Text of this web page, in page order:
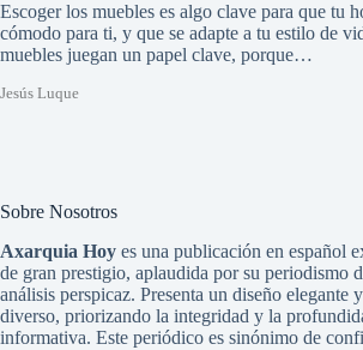
Escoger los muebles es algo clave para que tu
cómodo para ti, y que se adapte a tu estilo de
muebles juegan un papel clave, porque…
Jesús Luque
Sobre Nosotros
Axarquia Hoy es una publicación en español
de gran prestigio, aplaudida por su periodismo
análisis perspicaz. Presenta un diseño elegante
diverso, priorizando la integridad y la
informativa. Este periódico es sinónimo de